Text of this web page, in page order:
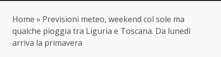
Home » Previsioni meteo, weekend col sole ma
qualche pioggia tra Liguria e Toscana. Da lunedì
arriva la primavera